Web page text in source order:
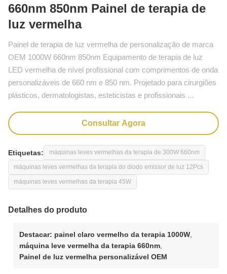
660nm 850nm Painel de terapia de
luz vermelha
Painel de terapia de luz vermelha de personalização de marca
OEM 1000W 660nm 850nm Equipamento de terapia de luz
LED vermelha de nível profissional com comprimentos de onda
personalizáveis ​​de 660 nm e 850 nm. Projetado para cirurgiões
plásticos, dermatologistas, esteticistas e profissionais ...
Consultar Agora
Etiquetas: máquinas leves vermelhas da terapia de 300W 660nm
máquinas leves vermelhas da terapia do diodo emissor de luz 12Pcs
máquinas leves vermelhas da terapia 45W
Detalhes do produto
Destacar: painel claro vermelho da terapia 1000W
máquina leve vermelha da terapia 660nm
Painel de luz vermelha personalizável OEM